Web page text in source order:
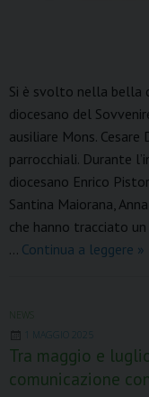
Si è svolto nella bella
diocesano del
ausiliare Mons.
parrocchiali. Durante
diocesano Enrico
Santina Maiorana,
che hanno tracciato
… Continua a leggere 3°
»
1 MAGGIO 2025
Tra maggio e
comunicazione